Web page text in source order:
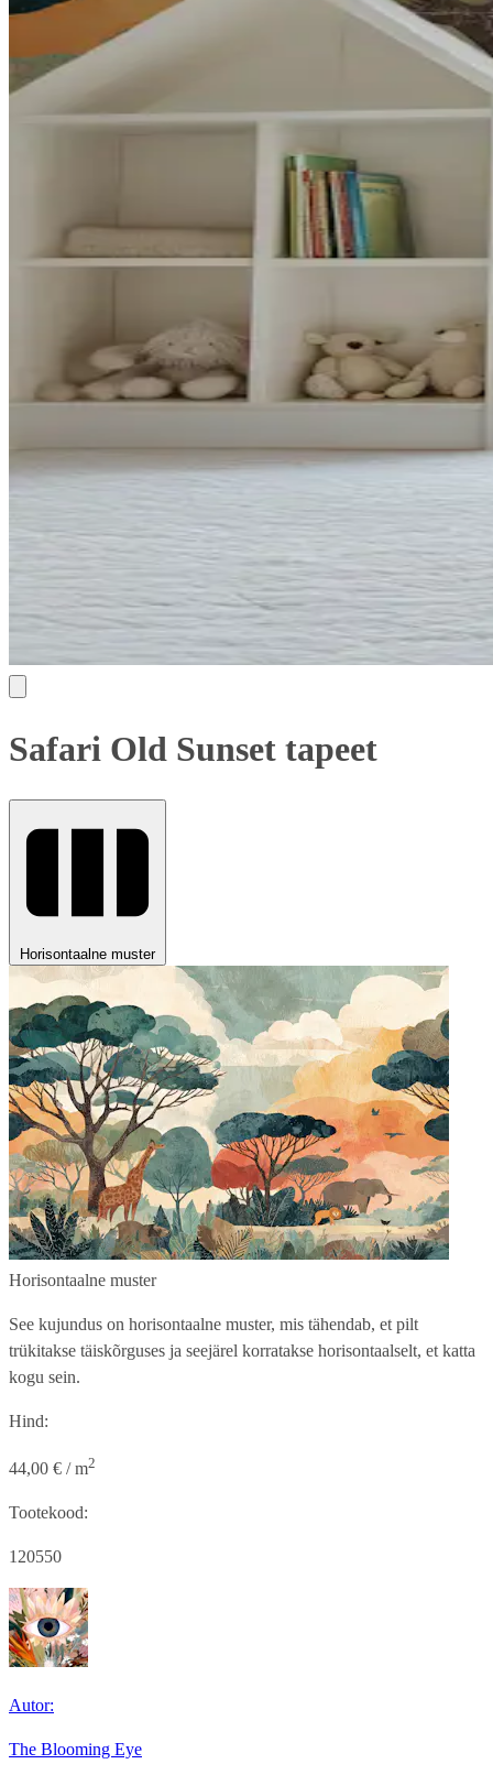
Safari Old Sunset tapeet
Horisontaalne muster
Horisontaalne muster
See kujundus on horisontaalne muster, mis tähendab, et pilt
trükitakse täiskõrguses ja seejärel korratakse horisontaalselt, et katta
kogu sein.
Hind:
44,00 € / m2
Tootekood:
120550
Autor:
The Blooming Eye